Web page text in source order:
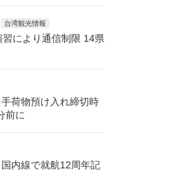
台湾観光情報
により通信制限 14県
荷物預け入れ締切時
前に
内線で就航12周年記